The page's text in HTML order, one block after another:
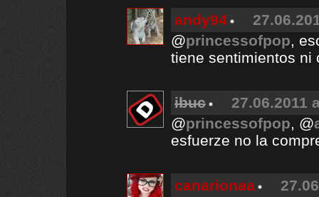
andy94
@princessofpop,
tiene sentimientos ni
ibuc
27.06.2011
@princessofpop, @
esfuerze no la
canarionaa